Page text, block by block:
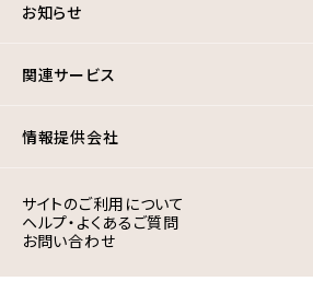
お知らせ
関連サービス
情報提供会社
サイトのご利用について
ヘルプ・よくあるご質問
お問い合わせ